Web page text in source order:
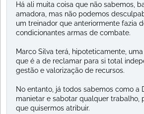
Há ali muita coisa que não sabemos,
amadora, mas não podemos
um treinador que anteriormente fazia
condicionantes armas de combate.
Marco Silva terá, hipoteticamente,
que é a de reclamar para si total
gestão e valorização de recursos.
No entanto, já todos sabemos como a
manietar e sabotar qualquer trabalho,
que quisermos atribuir.